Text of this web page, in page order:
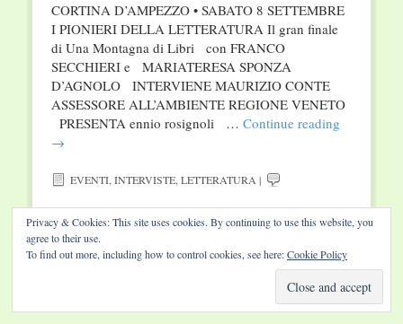
CORTINA D’AMPEZZO • SABATO 8 SETTEMBRE
I PIONIERI DELLA LETTERATURA Il gran finale
di Una Montagna di Libri con FRANCO
SECCHIERI e MARIATERESA SPONZA
D’AGNOLO INTERVIENE MAURIZIO CONTE
ASSESSORE ALL’AMBIENTE REGIONE VENETO
PRESENTA ennio rosignoli … Continue reading
→
EVENTI,INTERVISTE,LETTERATURA |
Privacy & Cookies: This site uses cookies. By continuing to use this website, you
agree to their use.
To find out more, including how to control cookies, see here:Cookie Policy